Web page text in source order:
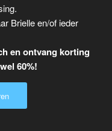
Brielle en/of ieder
en ontvang korting
60%!